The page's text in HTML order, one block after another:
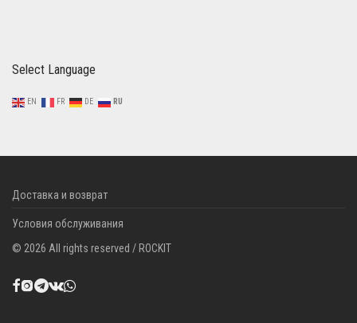
Select Language
EN FR DE RU
Доставка и возврат
Условия обслуживания
© 2026 All rights reserved / ROCKIT